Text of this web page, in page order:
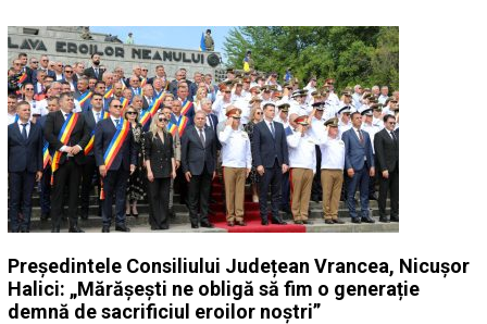
Președintele Consiliului Județean Vrancea, Nicușor
Halici: „Mărășești ne obligă să fim o generație
demnă de sacrificiul eroilor noștri”